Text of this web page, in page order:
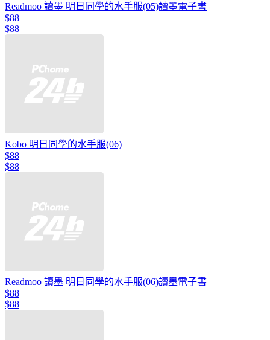
Readmoo 讀墨 明日同學的水手服(05)讀墨電子書
$88
$88
Kobo 明日同學的水手服(06)
$88
$88
Readmoo 讀墨 明日同學的水手服(06)讀墨電子書
$88
$88